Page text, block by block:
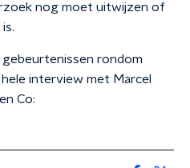
nog moet uitwijzen of
rondom
interview met Marcel
Co: